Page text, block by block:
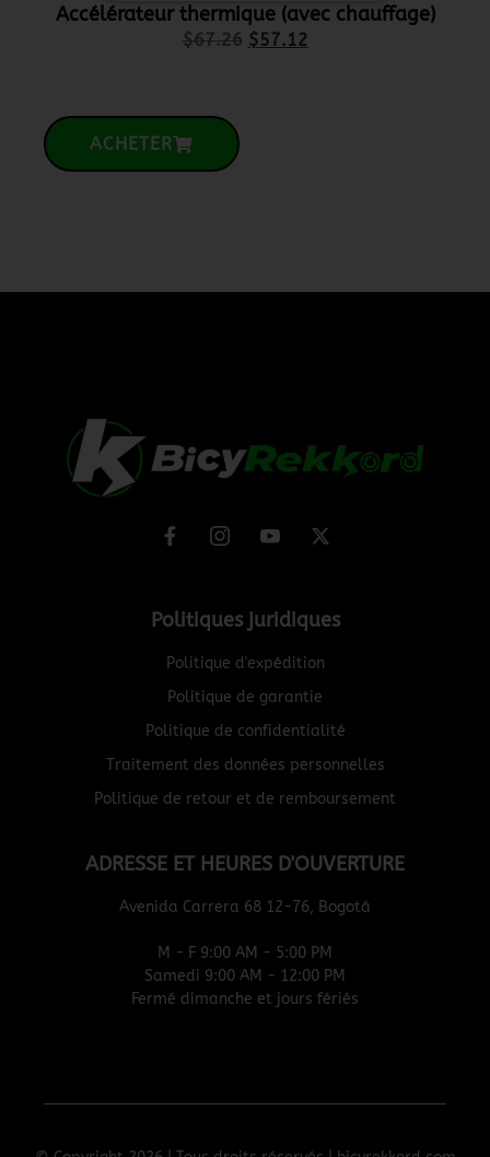
Accélérateur thermique (avec chauffage)
$67.26 $57.12
ACHETER
Politiques juridiques
Politique d'expédition
Politique de garantie
Politique de confidentialité
Traitement des données personnelles
Politique de retour et de remboursement
ADRESSE ET HEURES D'OUVERTURE
Avenida Carrera 68 12-76, Bogotá
M - F 9:00 AM - 5:00 PM
Samedi 9:00 AM - 12:00 PM
Fermé dimanche et jours fériés